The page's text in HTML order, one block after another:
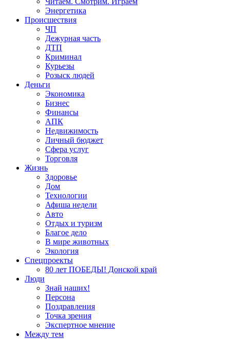
Энергетика
Происшествия
ЧП
Дежурная часть
ДТП
Криминал
Курьезы
Розыск людей
Деньги
Экономика
Бизнес
Финансы
АПК
Недвижимость
Личный бюджет
Сфера услуг
Торговля
Жизнь
Здоровье
Дом
Технологии
Афиша недели
Авто
Отдых и туризм
Благое дело
В мире животных
Экология
Спецпроекты
80 лет ПОБЕДЫ! Донской край
Люди
Знай наших!
Персона
Поздравления
Точка зрения
Экспертное мнение
Между тем